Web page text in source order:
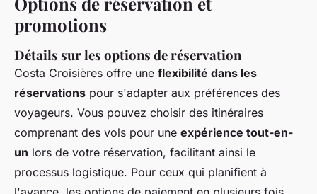
promotions
Détails sur les options de réservation
Costa Croisières offre une flexibilité dans les
réservations pour s'adapter aux préférences des
voyageurs. Vous pouvez choisir des itinéraires
comprenant des vols pour une expérience tout-en-
un lors de votre réservation, facilitant ainsi le
processus logistique. Pour ceux qui planifient à